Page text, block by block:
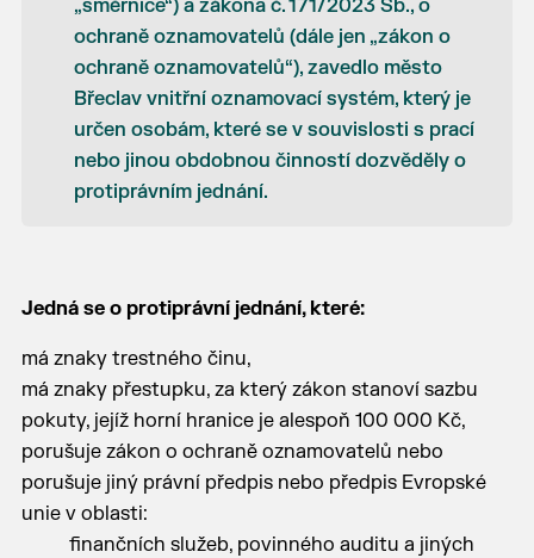
„směrnice“) a zákona č. 171/2023 Sb., o
ochraně oznamovatelů (dále jen „zákon o
ochraně oznamovatelů“), zavedlo město
Břeclav vnitřní oznamovací systém, který je
určen osobám, které se v souvislosti s prací
nebo jinou obdobnou činností dozvěděly o
protiprávním jednání.
Jedná se o protiprávní jednání, které:
má znaky trestného činu,
má znaky přestupku, za který zákon stanoví sazbu
pokuty, jejíž horní hranice je alespoň 100 000 Kč,
porušuje zákon o ochraně oznamovatelů nebo
porušuje jiný právní předpis nebo předpis Evropské
unie v oblasti:
finančních služeb, povinného auditu a jiných